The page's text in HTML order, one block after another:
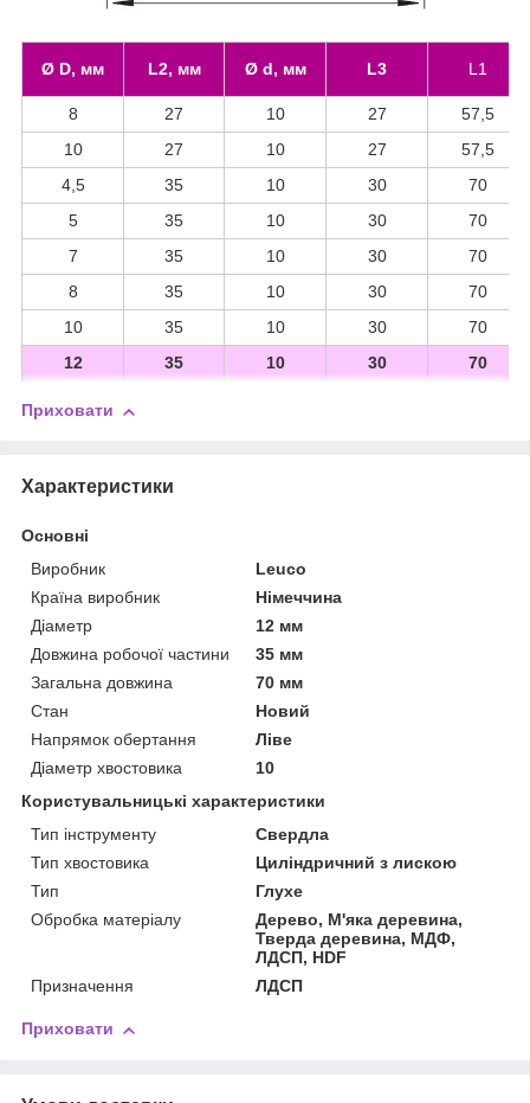
Ø D, мм L2, мм Ø d, мм L3 L1
8 27 10 27
57,5
10
27 10 27
57,5
4,5
35 10 30
70
5
35 10 30
70
7
35 10 30
70
8
35 10 30
70
10
35 10 30
70
12
35 10 30 70
Приховати
Характеристики
Основні
Виробник
Leuco
Країна виробник
Німеччина
Діаметр
12 мм
Довжина робочої частини
35 мм
Загальна довжина
70 мм
Стан
Новий
Напрямок обертання
Ліве
Діаметр хвостовика
10
Користувальницькі характеристики
Тип інструменту
Свердла
Тип хвостовика
Циліндричний з лискою
Тип
Глухе
Обробка матеріалу
Дерево, М'яка деревина,
Тверда деревина, МДФ,
ЛДСП, HDF
Призначення
ЛДСП
Приховати